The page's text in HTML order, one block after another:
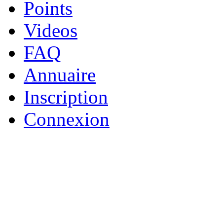
Points
Videos
FAQ
Annuaire
Inscription
Connexion